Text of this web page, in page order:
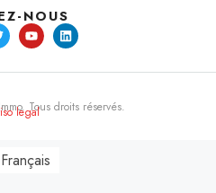
NOUS
Tous droits réservés.
legal
Français